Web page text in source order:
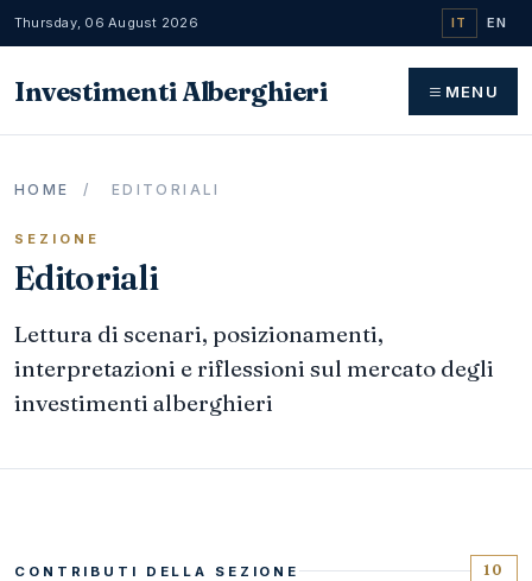
Thursday, 06 August 2026 IT EN
Investimenti Alberghieri MENU
HOME / EDITORIALI
SEZIONE
Editoriali
Lettura di scenari, posizionamenti,
interpretazioni e riflessioni sul mercato degli
investimenti alberghieri
CONTRIBUTI DELLA SEZIONE 10